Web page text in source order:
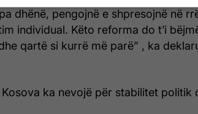
dhënë, pengojnë e shpresojnë në
individual. Këto reforma do t’i
qartë si kurrë më parë” , ka
ka nevojë për stabilitet politik